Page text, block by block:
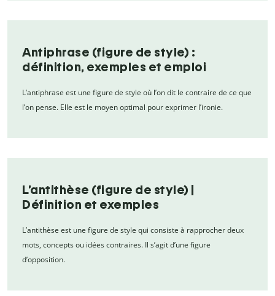
Antiphrase (figure de style) :
définition, exemples et emploi
L’antiphrase est une figure de style où l’on dit le contraire de ce que
l’on pense. Elle est le moyen optimal pour exprimer l’ironie.
L’antithèse (figure de style) |
Définition et exemples
L’antithèse est une figure de style qui consiste à rapprocher deux
mots, concepts ou idées contraires. Il s’agit d’une figure
d’opposition.